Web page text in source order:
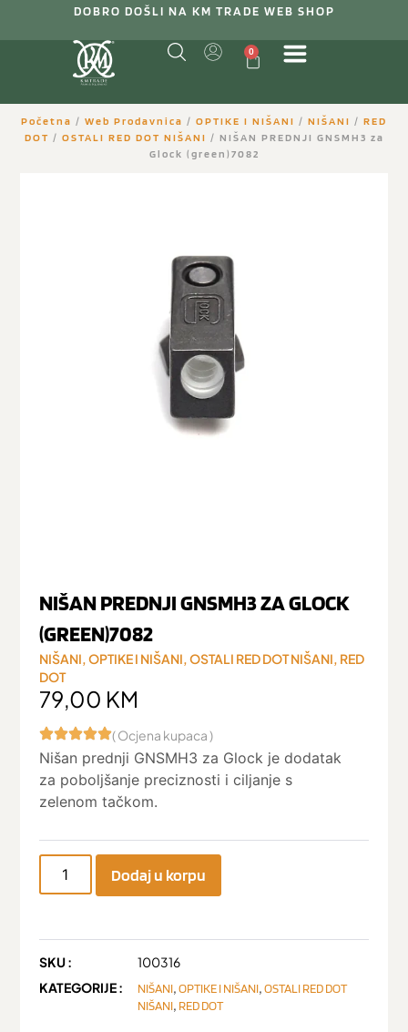
DOBRO DOŠLI NA KM TRADE WEB SHOP
0
Početna / Web Prodavnica / OPTIKE I NIŠANI / NIŠANI / RED
DOT / OSTALI RED DOT NIŠANI / NIŠAN PREDNJI GNSMH3 za
Glock (green)7082
NIŠAN PREDNJI GNSMH3 ZA GLOCK
(GREEN)7082
NIŠANI,OPTIKE I NIŠANI,OSTALI RED DOT NIŠANI, RED
DOT
79,00 KM
( Ocjena kupaca )
Nišan prednji GNSMH3 za Glock je dodatak
za poboljšanje preciznosti i ciljanje s
zelenom tačkom.
Dodaj u korpu
SKU :
100316
KATEGORIJE :
NIŠANI,OPTIKE I NIŠANI,OSTALI RED DOT
NIŠANI, RED DOT